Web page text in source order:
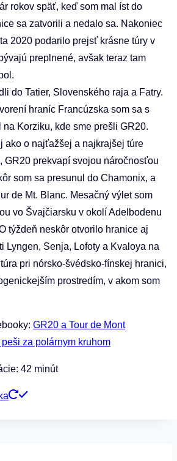
rokov späť, keď som mal íst do
sa zatvorili a nedalo sa. Nakoniec
2020 podarilo prejsť krásne túry v
preplnené, avšak teraz tam
do Tatier, Slovenského raja a Fatry.
hraníc Francúzska som sa s
na Korziku, kde sme prešli GR20.
ako o najťažšej a najkrajšej túre
GR20 prekvapí svojou náročnosťou
som sa presunul do Chamonix, a
de Mt. Blanc. Mesačný výlet som
vo Švajčiarsku v okolí Adelbodenu
týždeň neskôr otvorilo hranice aj
Lyngen, Senja, Lofoty a Kvaloya na
pri nórsko-švédsko-fínskej hranici,
prostredím, v akom som
GR20 a Tour de Mont
za polárnym kruhom
42 minút